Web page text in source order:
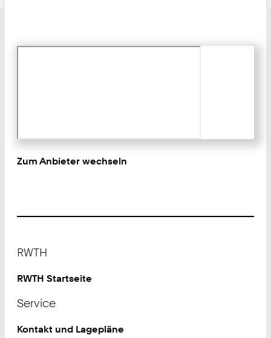
Zum Anbieter wechseln
RWTH
RWTH Startseite
Service
Kontakt und Lagepläne